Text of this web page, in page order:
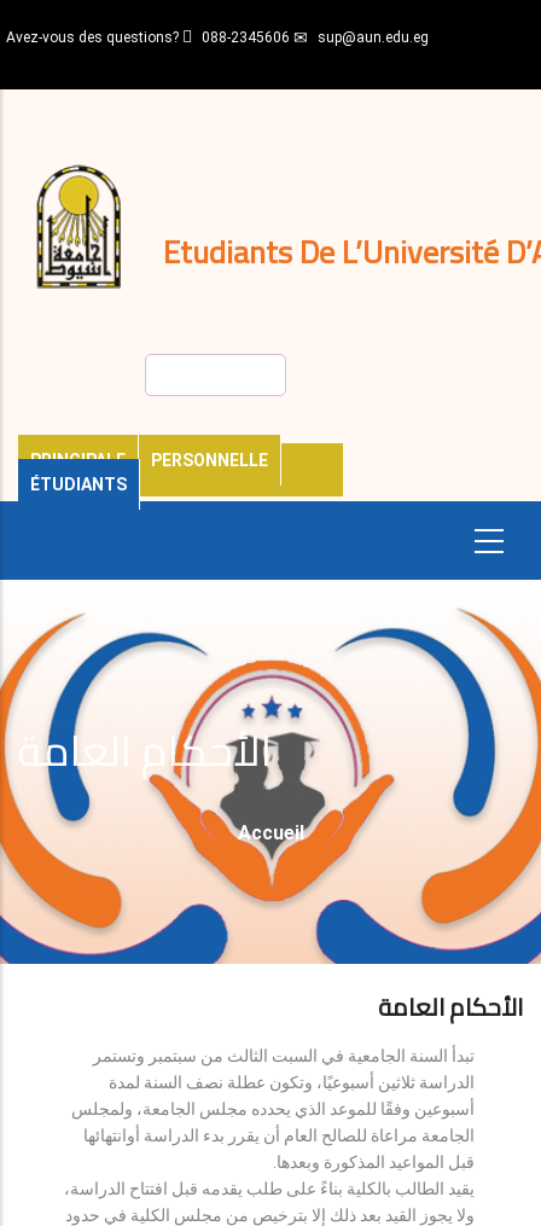
au
principal
Avez-vous des questions? 088-2345606 sup@aun.edu.eg
Etudiants De L’Université
PRINCIPALE
PERSONNELLE
ÉTUDIANTS
décisions
Expatriés
Journal
الأحكام العامة
Fil
D'Ariane
Accueil
الأحكام العامة
تبدأ السنة الجامعية في السبت الثالث من سبتمبر وتستمر
الدراسة ثلاثين أسبوعيًا، وتكون عطلة نصف السنة لمدة
أسبوعين وفقًا للموعد الذي يحدده مجلس الجامعة، ولمجلس
الجامعة مراعاة للصالح العام أن يقرر بدء الدراسة أوانتهائها
قبل المواعيد المذكورة وبعدها.
يقيد الطالب بالكلية بناءً على طلب يقدمه قبل افتتاح الدراسة،
ولا يجوز القيد بعد ذلك إلا بترخيص من مجلس الكلية في حدود